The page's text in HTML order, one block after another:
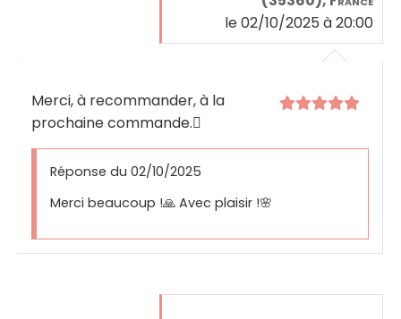
le 02/10/2025 à 20:00
Merci, à recommander, à la
prochaine commande.
Réponse du 02/10/2025
Merci beaucoup !🙏 Avec plaisir !🌸